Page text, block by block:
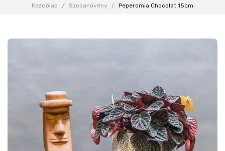
Kezdőlap / Szobanövény / Peperomia Chocolat 15cm